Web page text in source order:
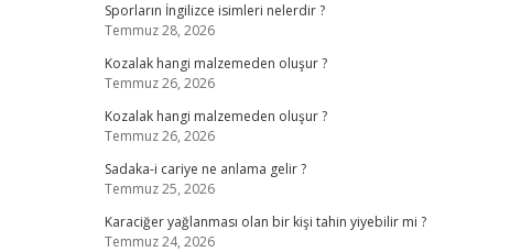
Sporların İngilizce isimleri nelerdir ?
Temmuz 28, 2026
Kozalak hangi malzemeden oluşur ?
Temmuz 26, 2026
Kozalak hangi malzemeden oluşur ?
Temmuz 26, 2026
Sadaka-i cariye ne anlama gelir ?
Temmuz 25, 2026
Karaciğer yağlanması olan bir kişi tahin yiyebilir mi ?
Temmuz 24, 2026